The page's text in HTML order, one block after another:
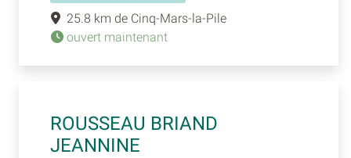
25.8 km de Cinq-Mars-la-Pile
ouvert maintenant
ROUSSEAU BRIAND
JEANNINE